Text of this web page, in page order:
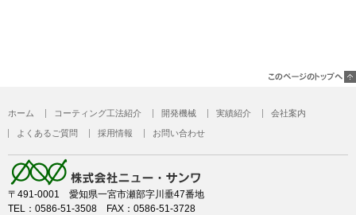
ホーム コーティング工法紹介 開発機械 実績紹介 会社案内
よくあるご質問 採用情報 お問い合わせ
〒491-0001 愛知県一宮市瀬部字川垂47番地
TEL：0586-51-3508 FAX：0586-51-3728